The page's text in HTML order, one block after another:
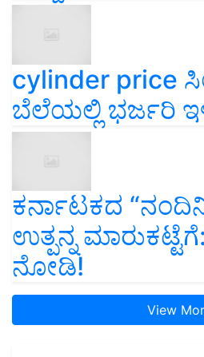
cylinder price
ಬೆಲೆಯಲ್ಲಿ ಭರ್ಜರಿ
ಕರ್ನಾಟಕದ
ಉತ್ಪನ್ನ
ನೋಡಿ!
View